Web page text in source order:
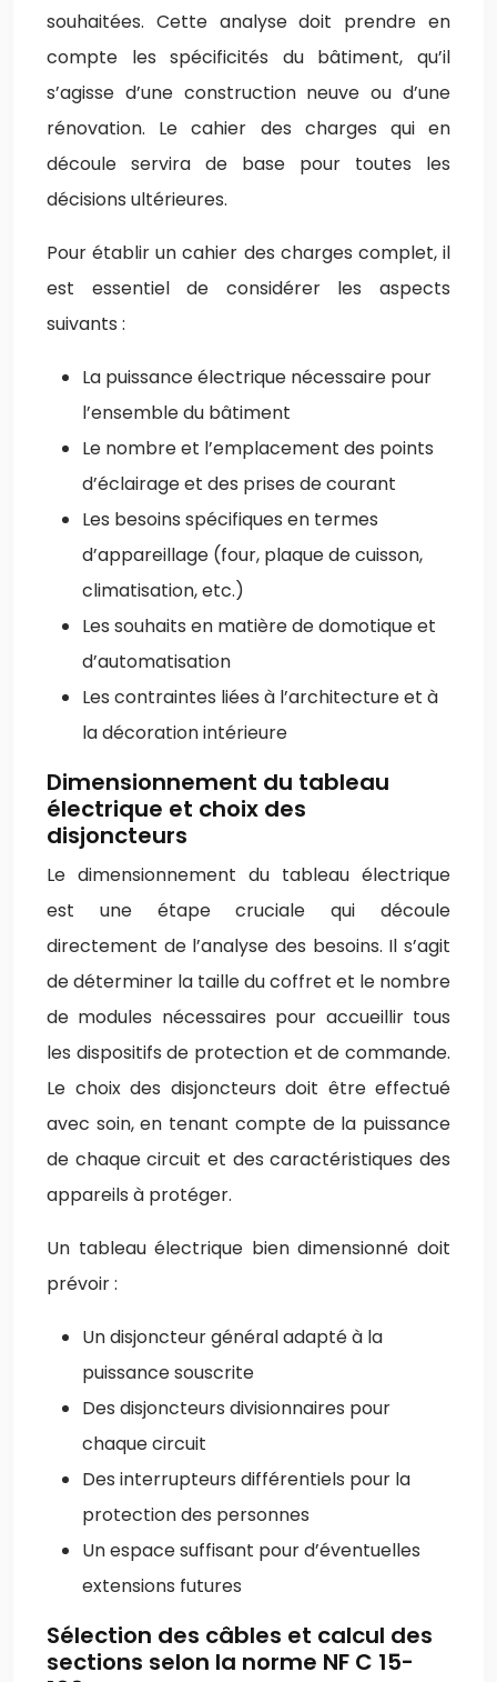
souhaitées. Cette analyse doit prendre en
compte les spécificités du bâtiment, qu’il
s’agisse d’une construction neuve ou d’une
rénovation. Le cahier des charges qui en
découle servira de base pour toutes les
décisions ultérieures.
Pour établir un cahier des charges complet, il
est essentiel de considérer les aspects
suivants :
La puissance électrique nécessaire pour
l’ensemble du bâtiment
Le nombre et l’emplacement des points
d’éclairage et des prises de courant
Les besoins spécifiques en termes
d’appareillage (four, plaque de cuisson,
climatisation, etc.)
Les souhaits en matière de domotique et
d’automatisation
Les contraintes liées à l’architecture et à
la décoration intérieure
Dimensionnement du tableau
électrique et choix des
disjoncteurs
Le dimensionnement du tableau électrique
est une étape cruciale qui découle
directement de l’analyse des besoins. Il s’agit
de déterminer la taille du coffret et le nombre
de modules nécessaires pour accueillir tous
les dispositifs de protection et de commande.
Le choix des disjoncteurs doit être effectué
avec soin, en tenant compte de la puissance
de chaque circuit et des caractéristiques des
appareils à protéger.
Un tableau électrique bien dimensionné doit
prévoir :
Un disjoncteur général adapté à la
puissance souscrite
Des disjoncteurs divisionnaires pour
chaque circuit
Des interrupteurs différentiels pour la
protection des personnes
Un espace suffisant pour d’éventuelles
extensions futures
Sélection des câbles et calcul des
sections selon la norme NF C 15-